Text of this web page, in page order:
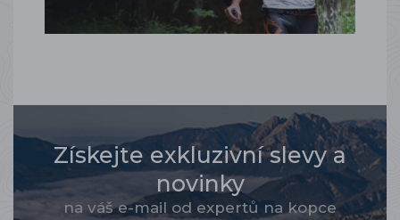
Získejte exkluzivní slevy a
novinky
na váš e-mail od expertů na kopce